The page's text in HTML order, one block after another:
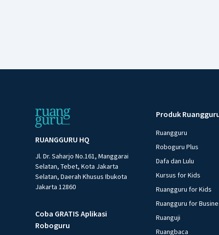
RUANGGURU HQ
Jl. Dr. Saharjo No.161, Manggarai
Selatan, Tebet, Kota Jakarta
Selatan, Daerah Khusus Ibukota
Jakarta 12860
Coba GRATIS Aplikasi
Roboguru
Produk
Ruangguru
Roboguru Plus
Dafa dan Lulu
Kursus for Kids
Ruangguru for Kids
Ruangguru for
Ruanguji
Ruangbaca